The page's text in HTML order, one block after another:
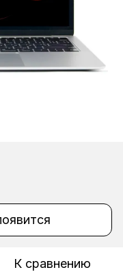
К сравнению